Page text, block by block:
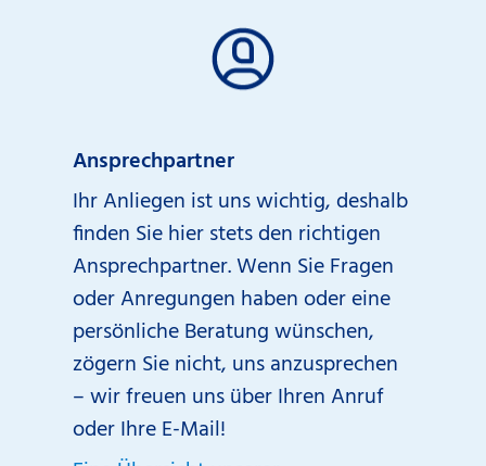
Ansprechpartner
Ihr Anliegen ist uns wichtig, deshalb
finden Sie hier stets den richtigen
Ansprechpartner. Wenn Sie Fragen
oder Anregungen haben oder eine
persönliche Beratung wünschen,
zögern Sie nicht, uns anzusprechen
– wir freuen uns über Ihren Anruf
oder Ihre E-Mail!